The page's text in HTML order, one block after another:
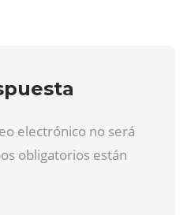
electrónico no será
obligatorios están